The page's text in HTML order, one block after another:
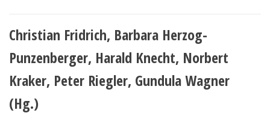
Christian Fridrich, Barbara Herzog-
Punzenberger, Harald Knecht, Norbert
Kraker, Peter Riegler, Gundula Wagner
(Hg.)